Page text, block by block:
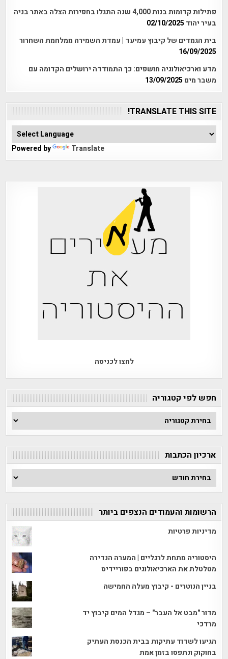
פתילות קדומות בנות 4,000 שנה התגלו בחפירות הצלה באתר בניה
בעיר יהוד 02/10/2025
בית הגמדים של קיבוץ עמיעד | עמדת השמירה ממלחמת השחרור
16/09/2025
מדע וארכיאולוגיה חושפים: כך התמודדה ירושלים הקדומה עם
משבר מים 13/09/2025
TRANSLATE THIS SITE!
Powered by Translate
לחצו לכניסה
חפש לפי קטגוריה
חפש
לפי
ארכיון הכתבות
ארכיון
הכתבות
הרשומות והעמודים הנצפים ביותר
מדיניות פרטיות
היסטוריה מתחת לרגליים | המערה הנדירה
מטלטלת את הארכיאולוגים בפוריידיס
בניין הנוטרים - קיבוץ מעלה החמישה
מדור "מבט אל העבר" – מגדל המים קיבוץ יד
מרדכי
הגיעו לשדוד עתיקות בבית הכנסת העתיק
בחוקוק ונתפסו בזמן אמת